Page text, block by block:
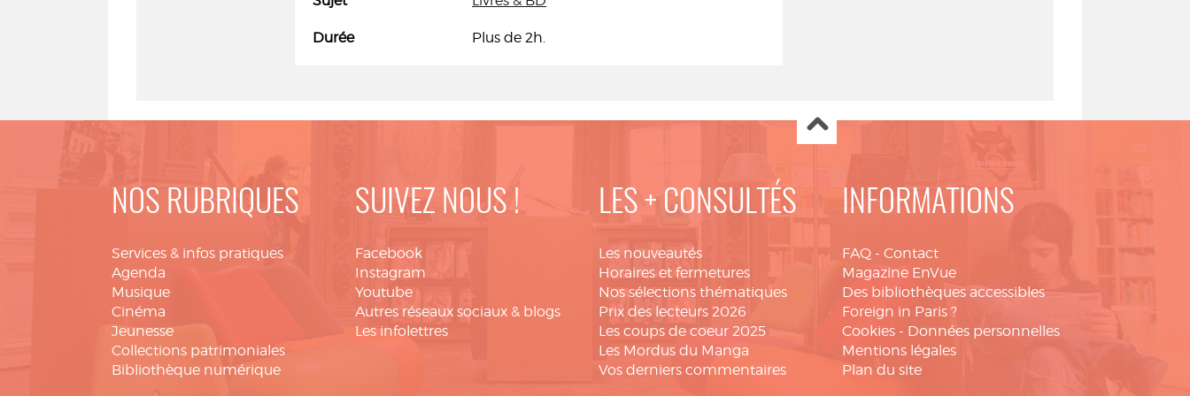
Durée Plus de 2h.
NOS RUBRIQUES
Services & infos pratiques
Agenda
Musique
Cinéma
Jeunesse
Collections patrimoniales
Bibliothèque numérique
SUIVEZ NOUS !
Facebook
Instagram
Youtube
Autres réseaux sociaux & blogs
Les infolettres
LES + CONSULTÉS
Les nouveautés
Horaires et fermetures
Nos sélections thématiques
Prix des lecteurs 2026
Les coups de coeur 2025
Les Mordus du Manga
Vos derniers commentaires
INFORMATIONS
FAQ - Contact
Magazine EnVue
Des bibliothèques accessibles
Foreign in Paris ?
Cookies - Données personnelles
Mentions légales
Plan du site